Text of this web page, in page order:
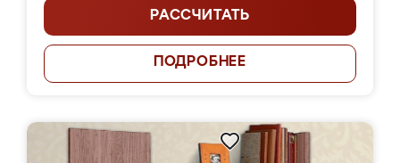
РАССЧИТАТЬ
ПОДРОБНЕЕ